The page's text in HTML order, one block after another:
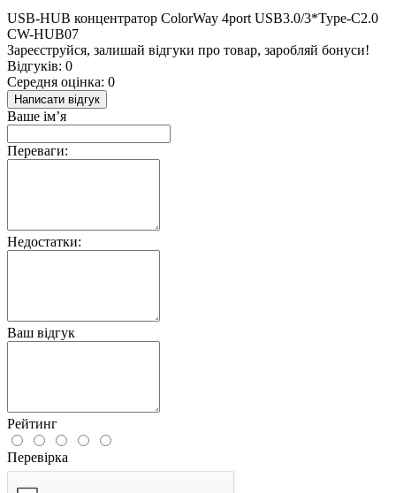
USB-HUB концентратор ColorWay 4port USB3.0/3*Type-C2.0
CW-HUB07
Зареєструйся, залишай відгуки про товар, заробляй бонуси!
Відгуків: 0
Середня оцінка: 0
Написати відгук
Ваше ім’я
Переваги:
Недостатки:
Ваш відгук
Рейтинг
Перевірка